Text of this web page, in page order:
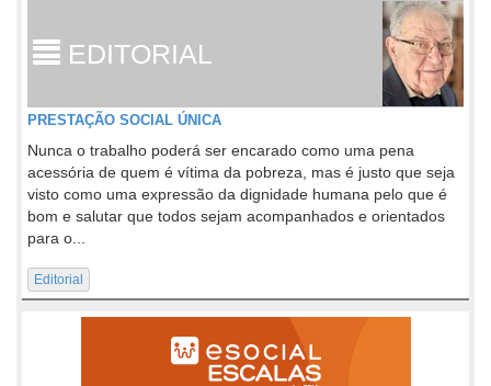
EDITORIAL
PRESTAÇÃO SOCIAL ÚNICA
Nunca o trabalho poderá ser encarado como uma pena
acessória de quem é vítima da pobreza, mas é justo que seja
visto como uma expressão da dignidade humana pelo que é
bom e salutar que todos sejam acompanhados e orientados
para o...
Editorial